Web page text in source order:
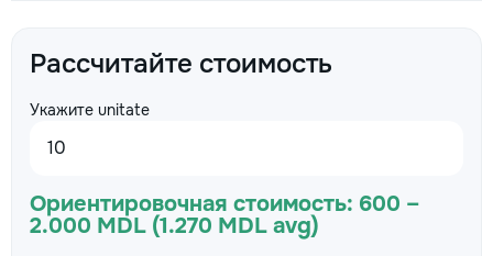
Рассчитайте стоимость
Укажите unitate
Ориентировочная стоимость: 600 –
2.000 MDL (1.270 MDL avg)